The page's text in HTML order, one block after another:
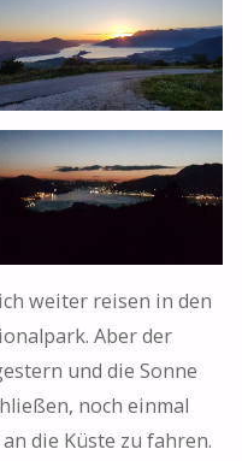
weiter reisen in den
Aber der
und die Sonne
noch einmal
die Küste zu fahren.